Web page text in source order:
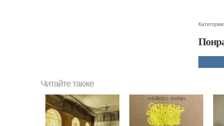
Категории:
Читайте также